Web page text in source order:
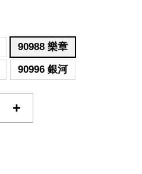
90988 樂章
90996 銀河
+